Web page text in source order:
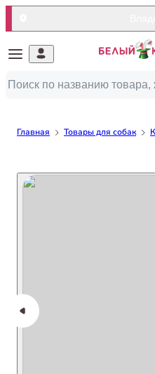
Главная Товары для собак